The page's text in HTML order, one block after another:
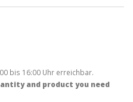
bis 16:00 Uhr erreichbar.
and product you need